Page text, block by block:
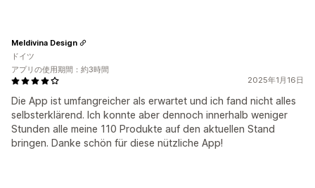
2025年1月16日
Die App ist umfangreicher als erwartet und ich fand nicht alles
selbsterklärend. Ich konnte aber dennoch innerhalb weniger
Stunden alle meine 110 Produkte auf den aktuellen Stand
bringen. Danke schön für diese nützliche App!
Meldivina Design
ドイツ
アプリの使用期間：約3時間